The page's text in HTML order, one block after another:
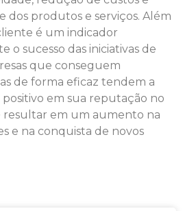
dos produtos e serviços. Além
é um indicador
o sucesso das iniciativas de
que conseguem
de forma eficaz tendem a
em sua reputação no
resultar em um aumento na
e na conquista de novos